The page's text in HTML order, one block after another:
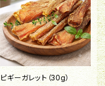
ピギーガレット（30g）